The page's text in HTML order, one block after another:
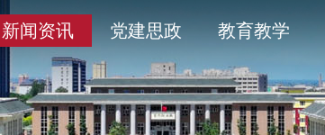
历史沿革
新闻资讯
通知公告
平安校园
党建思政 教育教学
产教融合
学术委员会
目录 信息公开年度报告